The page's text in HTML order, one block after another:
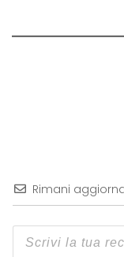
Rimani